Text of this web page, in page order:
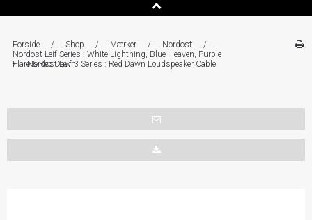
Forside / Shop / Mærker / Nordost
/
Nordost Leif Series : White Lightning, Blue Heaven, Purple
Flare & Red Dawn
/ Nordost Leif 3 Series : Red Dawn Loudspeaker Cable